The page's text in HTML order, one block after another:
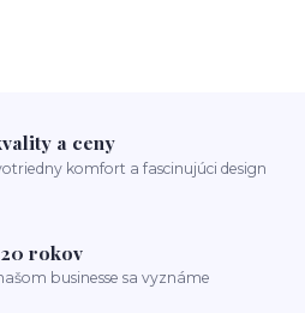
a ceny
komfort a fascinujúci design
rokov
businesse sa vyznáme